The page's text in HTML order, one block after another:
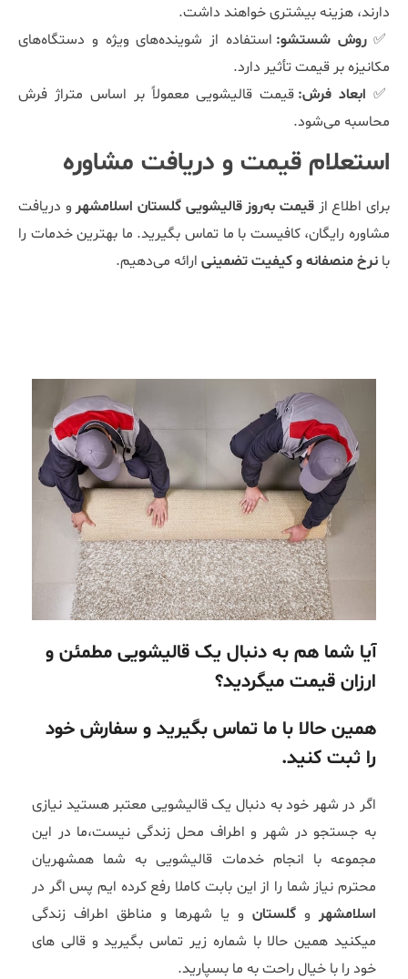
دارند، هزینه بیشتری خواهند داشت.
✅روش شستشو: استفاده از شوینده‌های ویژه و دستگاه‌های
مکانیزه بر قیمت تأثیر دارد.
✅ ابعاد فرش: قیمت قالیشویی معمولاً بر اساس متراژ فرش
محاسبه می‌شود.
استعلام قیمت و دریافت مشاوره
برای اطلاع از قیمت به‌روز قالیشویی گلستان اسلامشهر و دریافت
مشاوره رایگان، کافیست با ما تماس بگیرید. ما بهترین خدمات را
با نرخ منصفانه و کیفیت تضمینی ارائه می‌دهیم.
آیا شما هم به دنبال یک قالیشویی مطمئن و
ارزان قیمت میگردید؟
همین حالا با ما تماس بگیرید و سفارش خود
را ثبت کنید.
اگر در شهر خود به دنبال یک قالیشویی معتبر هستید نیازی
به جستجو در شهر و اطراف محل زندگی نیست،ما در این
مجموعه با انجام خدمات قالیشویی به شما همشهریان
محترم نیاز شما را از این بابت کاملا رفع کرده ایم پس اگر در
اسلامشهر و گلستان و یا شهرها و مناطق اطراف زندگی
میکنید همین حالا با شماره زیر تماس بگیرید و قالی های
خود را با خیال راحت به ما بسپارید.